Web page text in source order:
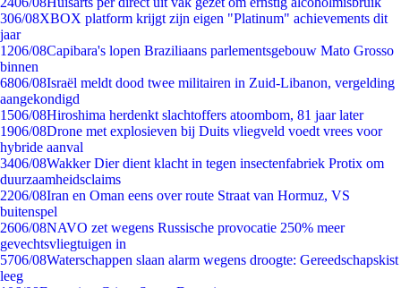
306/08XBOX platform krijgt zijn eigen "Platinum" achievements dit
jaar
1206/08Capibara's lopen Braziliaans parlementsgebouw Mato Grosso
binnen
6806/08Israël meldt dood twee militairen in Zuid-Libanon, vergelding
aangekondigd
1506/08Hiroshima herdenkt slachtoffers atoombom, 81 jaar later
1906/08Drone met explosieven bij Duits vliegveld voedt vrees voor
hybride aanval
3406/08Wakker Dier dient klacht in tegen insectenfabriek Protix om
duurzaamheidsclaims
2206/08Iran en Oman eens over route Straat van Hormuz, VS
buitenspel
2606/08NAVO zet wegens Russische provocatie 250% meer
gevechtsvliegtuigen in
5706/08Waterschappen slaan alarm wegens droogte: Gereedschapskist
leeg